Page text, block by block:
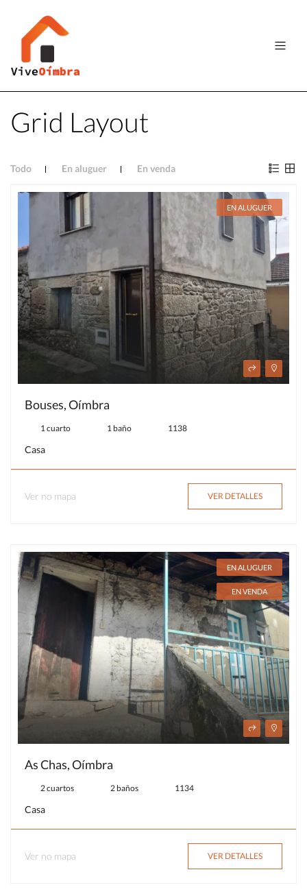
Grid Layout
Todo En aluguer En venda
EN ALUGUER
Bouses, Oímbra
1 cuarto 1 baño 1138
Casa
Ver no mapa VER DETALLES
EN ALUGUER
EN VENDA
As Chas, Oímbra
2 cuartos 2 baños 1134
Casa
Ver no mapa VER DETALLES